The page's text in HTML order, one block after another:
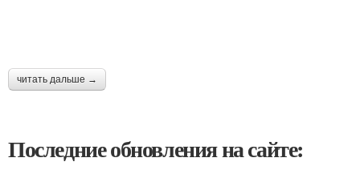
читать дальше →
Последние обновления на сайте: